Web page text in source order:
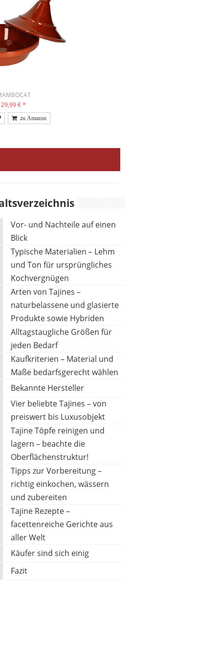
29,99 €*
KOOK
€
HENRY
€*
Vor- und Nachteile auf einen
Blick
Typische Materialien – Lehm
und Ton für ursprüngliches
Kochvergnügen
Arten von Tajines –
naturbelassene und glasierte
Produkte sowie Hybriden
Alltagstaugliche Größen für
jeden Bedarf
Kaufkriterien – Material und
Maße bedarfsgerecht wählen
Bekannte Hersteller
Vier beliebte Tajines – von
preiswert bis Luxusobjekt
Tajine Töpfe reinigen und
lagern – beachte die
Oberflächenstruktur!
Tipps zur Vorbereitung –
richtig einkochen, wässern
und zubereiten
Tajine Rezepte –
facettenreiche Gerichte aus
aller Welt
Käufer sind sich einig
Fazit